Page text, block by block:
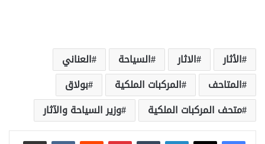
الأثار الاثار السياحة
العناني
المتاحف
المركبات الملكية
بولاق
متحف المركبات الملكية
وزير السياحة والآثار
لينكدإن بينتيريست
مشاركة عبر البريد